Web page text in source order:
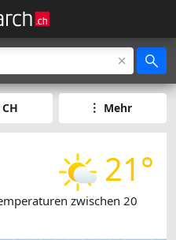
CH Mehr
21°
zwischen 20